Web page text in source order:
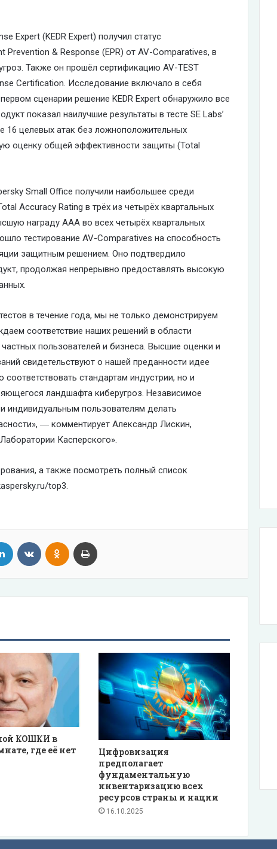
Expert (KEDR Expert) получил статус
Prevention & Response (EPR) от AV-Comparatives, в
Также он прошёл сертификацию AV-TEST
Certification. Исследование включало в себя
сценарии решение KEDR Expert обнаружило все
показал наилучшие результаты в тесте SE Labs’
16 целевых атак без ложноположительных
оценку общей эффективности защиты (Total
Small Office получили наибольшее среди
Accuracy Rating в трёх из четырёх квартальных
награду ААА во всех четырёх квартальных
тестирование AV-Comparatives на способность
защитным решением. Оно подтвердило
продолжая непрерывно предоставлять высокую
в течение года, мы не только демонстрируем
соответствие наших решений в области
пользователей и бизнеса. Высшие оценки и
свидетельствуют о нашей преданности идее
стандартам индустрии, но и
ландшафта киберугроз. Независимое
индивидуальным пользователям делать
― комментирует Александр Лискин,
Касперского».
а также посмотреть полный список
top3.
LinkedIn VKontakteOdnoklassniki
КОШКИ в
где её нет
Цифровизация
предполагает
фундаментальную
инвентаризацию всех
ресурсов страны и нации
16.10.2025